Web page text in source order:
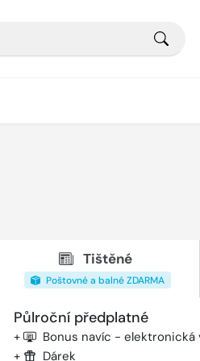
Tištěné
Poštovné a balné ZDARMA
Půlroční předplatné
+ Bonus navíc - elektronická
+ Dárek